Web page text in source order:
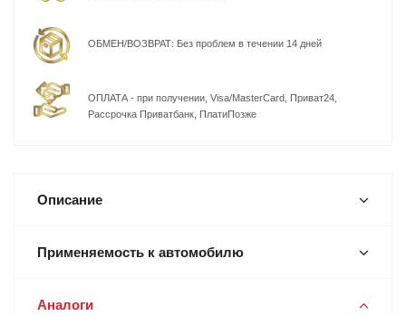
ОБМЕН/ВОЗВРАТ: Без проблем в течении 14 дней
ОПЛАТА - при получении, Visa/MasterCard, Приват24,
Рассрочка Приватбанк, ПлатиПозже
Описание
Применяемость к автомобилю
Аналоги